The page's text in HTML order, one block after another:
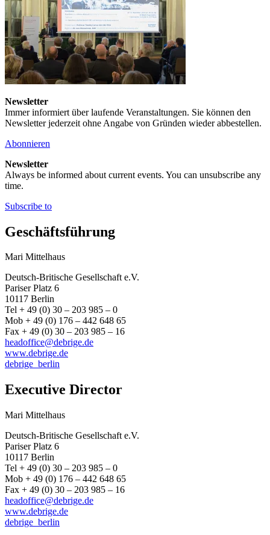
Newsletter
Immer informiert über laufende Veranstaltungen. Sie können den
Newsletter jederzeit ohne Angabe von Gründen wieder abbestellen.
Abonnieren
Newsletter
Always be informed about current events. You can unsubscribe any
time.
Subscribe to
Geschäftsführung
Mari Mittelhaus
Deutsch-Britische Gesellschaft e.V.
Pariser Platz 6
10117 Berlin
Tel + 49 (0) 30 – 203 985 – 0
Mob + 49 (0) 176 – 442 648 65
Fax + 49 (0) 30 – 203 985 – 16
headoffice@debrige.de
www.debrige.de
debrige_berlin
Executive Director
Mari Mittelhaus
Deutsch-Britische Gesellschaft e.V.
Pariser Platz 6
10117 Berlin
Tel + 49 (0) 30 – 203 985 – 0
Mob + 49 (0) 176 – 442 648 65
Fax + 49 (0) 30 – 203 985 – 16
headoffice@debrige.de
www.debrige.de
debrige_berlin